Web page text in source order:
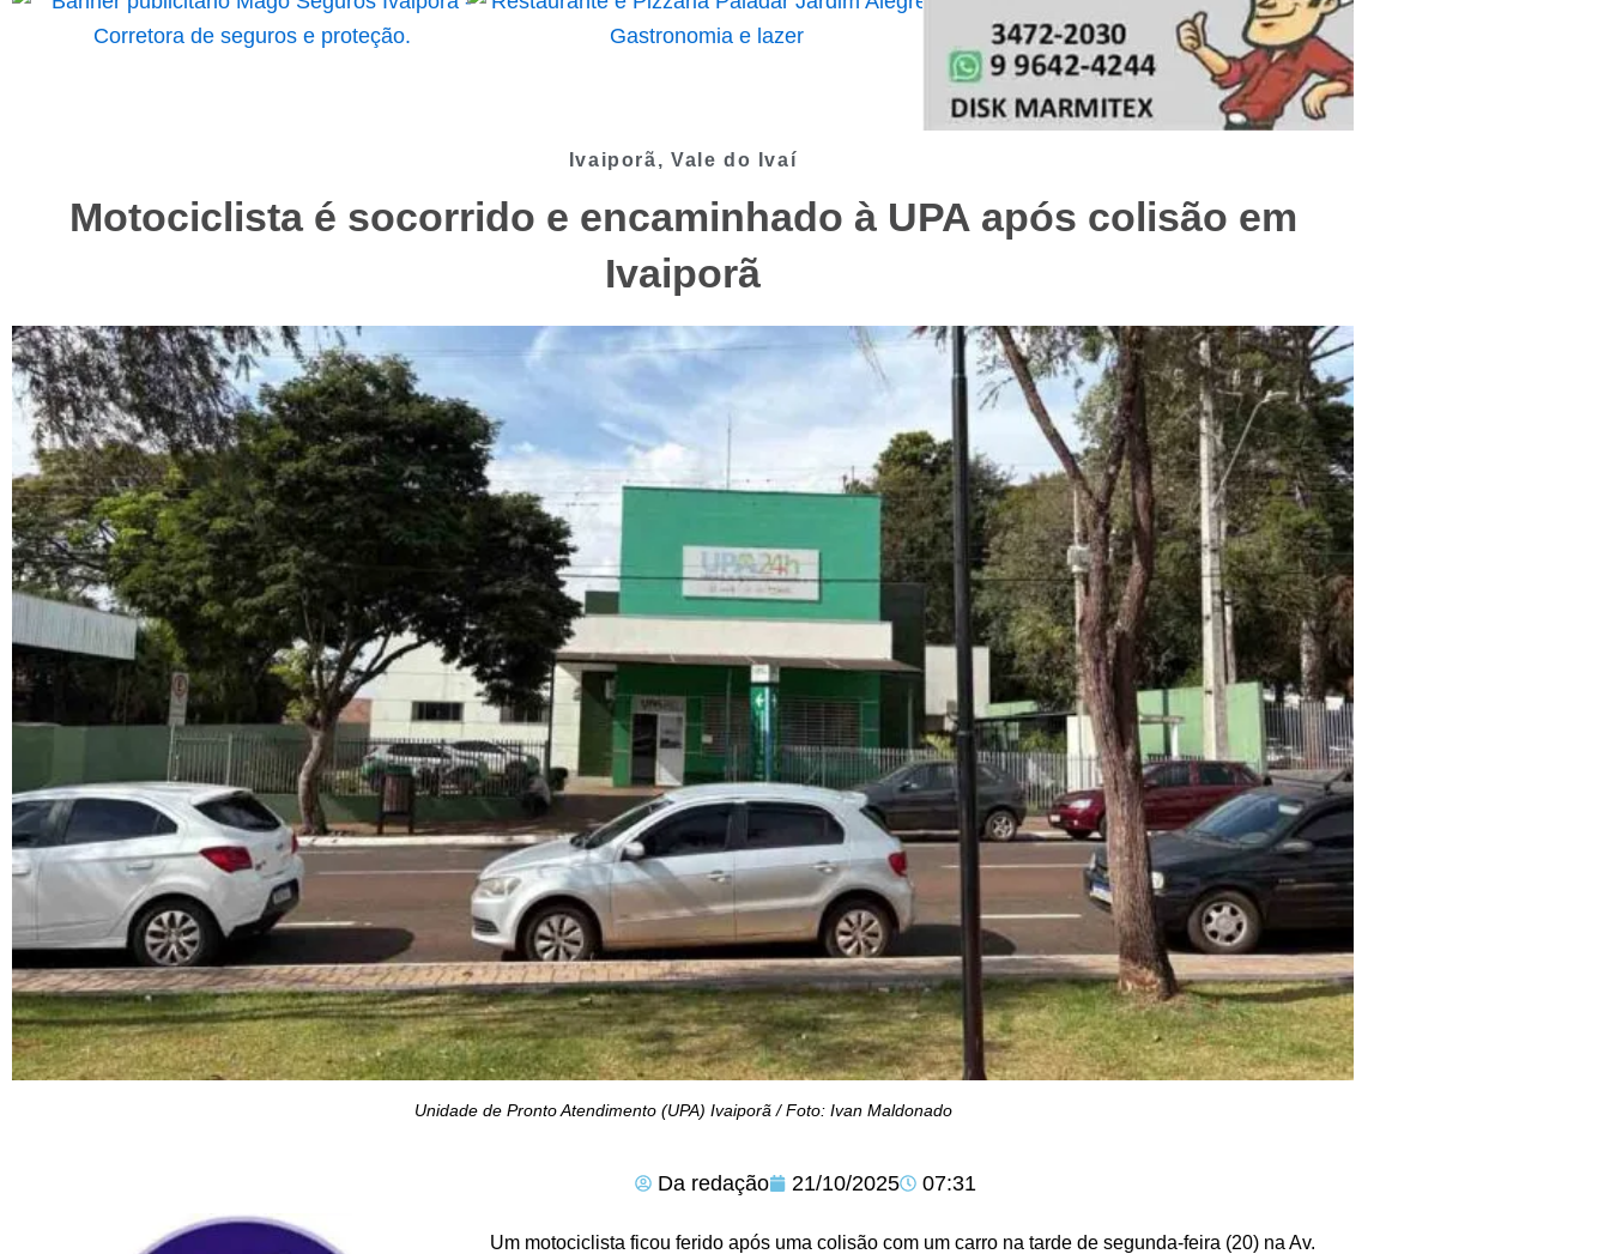
Ivaiporã, Vale do Ivaí
Motociclista é socorrido e encaminhado à UPA após colisão em
Ivaiporã
Unidade de Pronto Atendimento (UPA) Ivaiporã / Foto: Ivan Maldonado
Da redação 21/10/2025 07:31
Um motociclista ficou ferido após uma colisão com um carro na tarde de segunda-feira (20) na Av.